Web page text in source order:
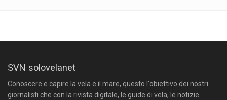
SVN solovelanet
Conoscere e capire la vela e il mare, questo l'obiettivo dei nostri
giornalisti che con la rivista digitale, le guide di vela, le notizie